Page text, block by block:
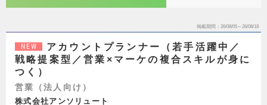
掲載期間 26/08/05～26/08/18
NEW
アカウントプランナー（若手活躍中／
戦略提案型／営業×マーケの複合スキルが身に
つく）
営業（法人向け）
株式会社アンソリュート